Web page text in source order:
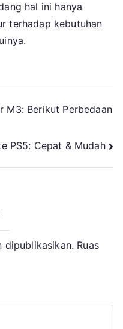
hal ini hanya
​​terhadap kebutuhan
M3: Berikut Perbedaan
PS5: Cepat & Mudah
dipublikasikan. Ruas